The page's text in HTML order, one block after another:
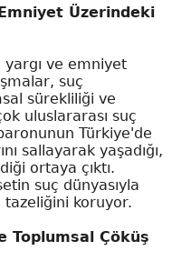
Üzerindeki
ve emniyet
suç
sürekliliği ve
uluslararası suç
Türkiye'de
sallayarak yaşadığı,
ortaya çıktı.
suç dünyasıyla
tazeliğini koruyor.
Toplumsal Çöküş